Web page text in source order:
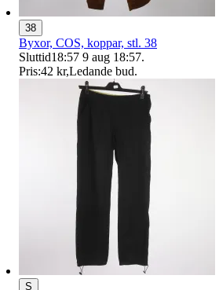
38
Byxor, COS, koppar, stl. 38
Sluttid18:57 9 aug 18:57.
Pris:42 kr,Ledande bud.
S